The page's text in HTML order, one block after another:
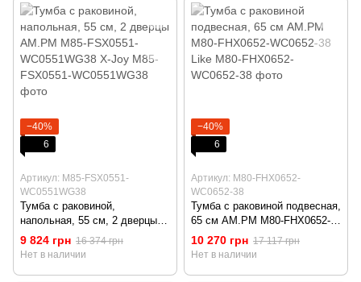
−40%
6
Артикул: M85-FSX0551-
WC0551WG38
Тумба с раковиной,
напольная, 55 см, 2 дверцы
AM.PM M85-FSX0551-
WC0551WG38 X-Joy
9 824 грн 16 374 грн
Нет в наличии
−40%
6
Артикул: M80-FHX0652-
WC0652-38
Тумба с раковиной подвесная,
65 см AM.PM M80-FHX0652-
WC0652-38 Like
10 270 грн 17 117 грн
Нет в наличии